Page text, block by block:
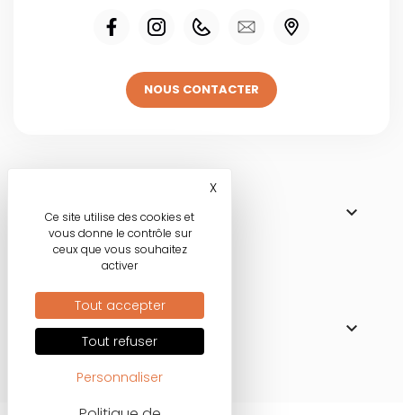
NOUS CONTACTER

NOS BOUTIQUES

Nos engagements
MODE RESPONSABLE
Ce site utilise des cookies et
vous donne le contrôle sur
ceux que vous souhaitez
activer
Tout accepter
Tout refuser
Personnaliser
XMasquer le bandeau des